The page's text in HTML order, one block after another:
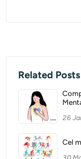
Related Posts
26
Cel